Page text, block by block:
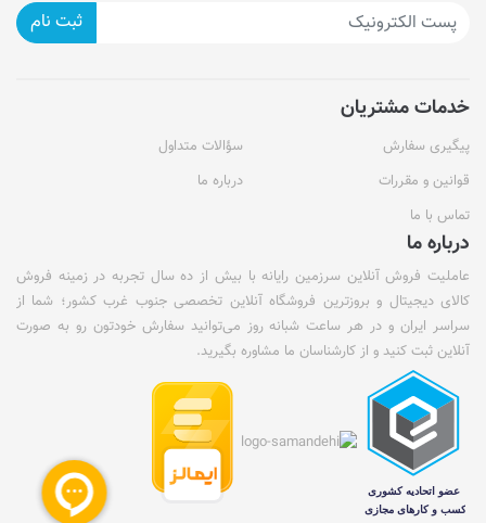
ثبت نام
خدمات مشتریان
پیگیری سفارش
سؤالات متداول
قوانین و مقررات
درباره ما
تماس با ما
درباره ما
عاملیت فروش آنلاین سرزمین رایانه با بیش از ده سال تجربه در زمینه فروش
کالای دیجیتال و بروزترین فروشگاه آنلاین تخصصی جنوب غرب کشور؛ شما از
سراسر ایران و در هر ساعت شبانه روز می‌توانید سفارش خودتون رو به صورت
آنلاین ثبت کنید و از کارشناسان ما مشاوره بگیرید.